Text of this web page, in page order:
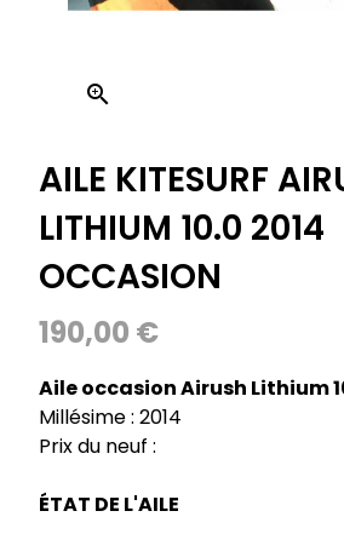

AILE KITESURF
LITHIUM 10.0 2014
OCCASION
190,00 €
Aile occasion Airush Lithium
Millésime : 2014
Prix du neuf :
ÉTAT DE L'AILE